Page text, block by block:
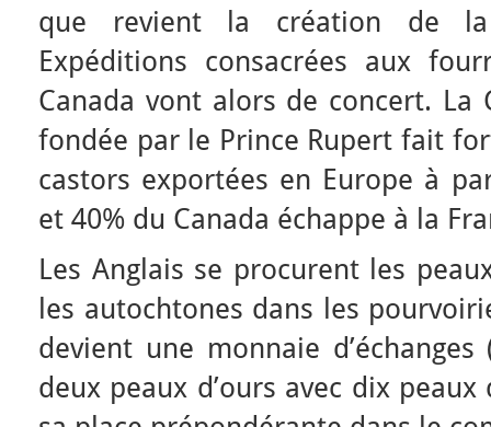
que revient la création de la
Expéditions consacrées aux
Canada vont alors de concert. La
fondée par le Prince Rupert fait
castors exportées en Europe à
et 40% du Canada échappe à la
Les Anglais se procurent les
les autochtones dans les
devient une monnaie
deux peaux d’ours avec dix